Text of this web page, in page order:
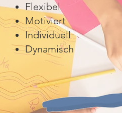
Flexibel
Motiviert
Individuell
Dynamisch